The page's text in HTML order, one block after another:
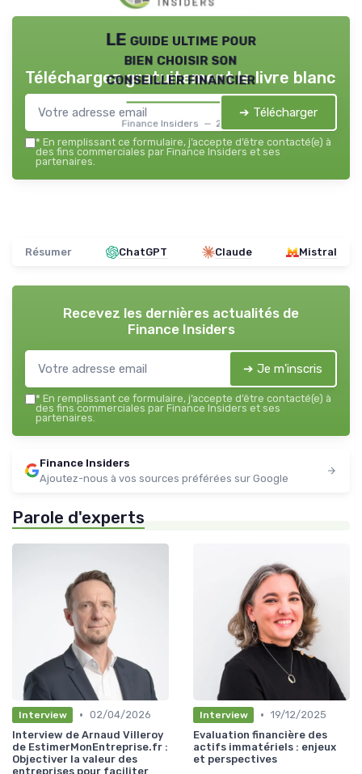
LE guide ultime pour
bien choisir son
conseiller financier
Finance Insiders — 2026
Téléchargez gratuitement le livre blanc
➔ Télécharger
* En remplissant ce formulaire, j’accepte d’être contacté(e) à
des fins commerciales par Finance Insiders et ses
partenaires.
Résumer ChatGPT Claude Mistral
Recevez les dernières actualités de
Finance Insiders
➔ Je m'inscris
* En remplissant ce formulaire, j’accepte d’être contacté(e) à
des fins commerciales par Finance Insiders et ses
partenaires.
Finance Insiders
Ajoutez-nous à vos sources préférées sur Google
Parole d'experts
Interview • 02/04/2026
Interview de Arnaud Villeroy
de EstimerMonEntreprise.fr :
Objectiver la valeur des
entreprises pour faciliter
Interview • 19/12/2025
Evaluation financière des
actifs immatériels : enjeux
et perspectives